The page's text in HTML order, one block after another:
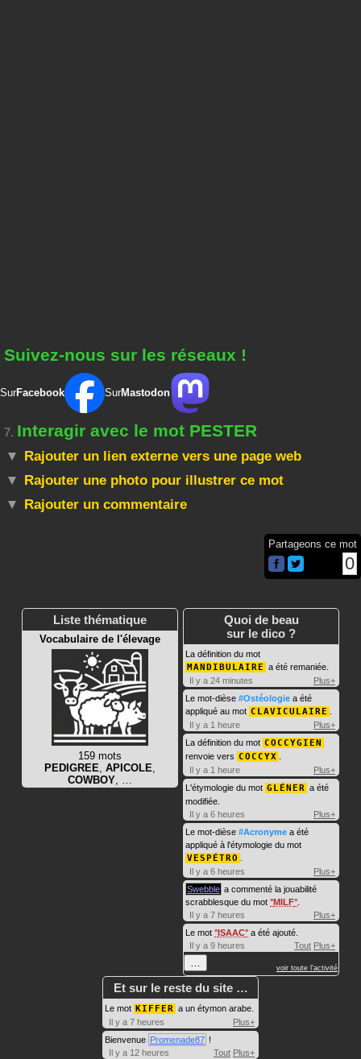
Suivez-nous sur les réseaux !
SurFacebook SurMastodon
7. Interagir avec le mot PESTER
Rajouter un lien externe vers une page web
Rajouter une photo pour illustrer ce mot
Rajouter un commentaire
Partageons ce mot
0
Liste thématique
Vocabulaire de l'élevage
159 mots
PEDIGREE APICOLE
COWBOY
Quoi de beau
sur le dico ?
La définition du mot
MANDIBULAIRE a été remaniée.
Il y a 24 minutes
Plus+
Le mot-dièse #Ostéologie a été
appliqué au mot CLAVICULAIRE
Il y a 1 heure
Plus+
La définition du mot COCCYGIEN
renvoie vers COCCYX
Il y a 1 heure
Plus+
L'étymologie du mot GLÉNER a été
modifiée.
Il y a 6 heures
Plus+
Le mot-dièse #Acronyme a été
appliqué à l'étymologie du mot
VESPÉTRO
Il y a 6 heures
Plus+
Swebble a commenté la jouabilité
scrabblesque du mot MILF
Il y a 7 heures
Plus+
Le mot ISAAC a été ajouté.
Il y a 9 heures
Tout Plus+
voir toute l'activité
Et sur le reste du site …
Le mot KIFFER a un étymon arabe.
Il y a 7 heures
Plus+
Bienvenue Promenade87 !
Il y a 12 heures
Tout Plus+